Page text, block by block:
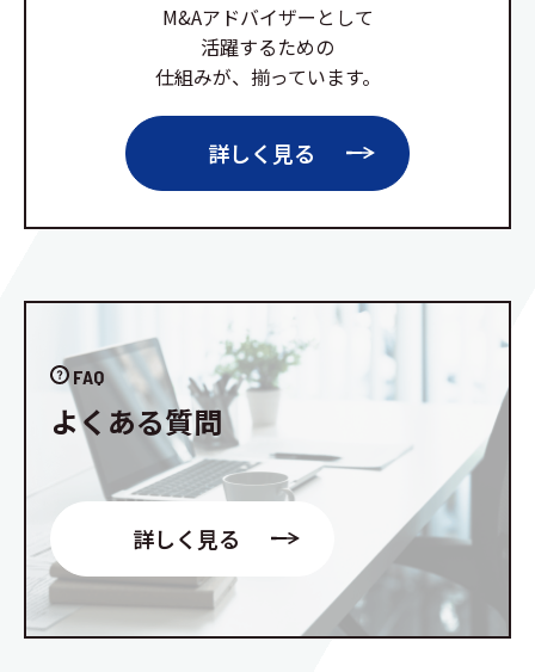
M&Aアドバイザーとして
活躍するための
仕組みが、揃っています。
詳しく見る
FAQ
よくある質問
詳しく見る